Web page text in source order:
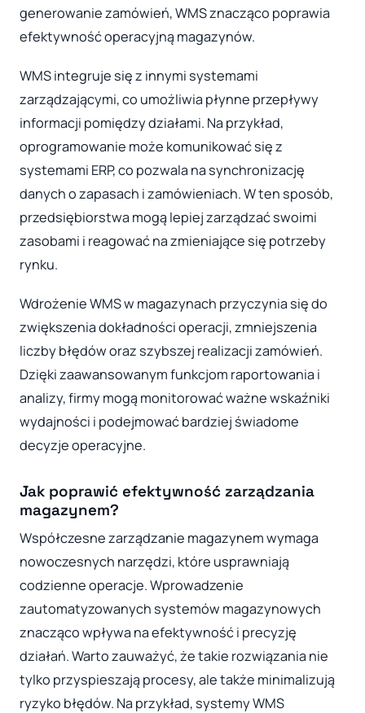
generowanie zamówień, WMS znacząco poprawia
efektywność operacyjną magazynów.
WMS integruje się z innymi systemami
zarządzającymi, co umożliwia płynne przepływy
informacji pomiędzy działami. Na przykład,
oprogramowanie może komunikować się z
systemami ERP, co pozwala na synchronizację
danych o zapasach i zamówieniach. W ten sposób,
przedsiębiorstwa mogą lepiej zarządzać swoimi
zasobami i reagować na zmieniające się potrzeby
rynku.
Wdrożenie WMS w magazynach przyczynia się do
zwiększenia dokładności operacji, zmniejszenia
liczby błędów oraz szybszej realizacji zamówień.
Dzięki zaawansowanym funkcjom raportowania i
analizy, firmy mogą monitorować ważne wskaźniki
wydajności i podejmować bardziej świadome
decyzje operacyjne.
Jak poprawić efektywność zarządzania
magazynem?
Współczesne zarządzanie magazynem wymaga
nowoczesnych narzędzi, które usprawniają
codzienne operacje. Wprowadzenie
zautomatyzowanych systemów magazynowych
znacząco wpływa na efektywność i precyzję
działań. Warto zauważyć, że takie rozwiązania nie
tylko przyspieszają procesy, ale także minimalizują
ryzyko błędów. Na przykład, systemy WMS